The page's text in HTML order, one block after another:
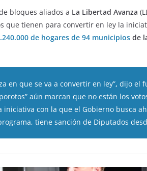
bloques aliados a La Libertad Avanza
que tienen para convertir en ley la
de hogares de 94 municipios de
en que se va a convertir en ley”, dijo el
aún marcan que no están los
iniciativa con la que el Gobierno busca
tiene sanción de Diputados